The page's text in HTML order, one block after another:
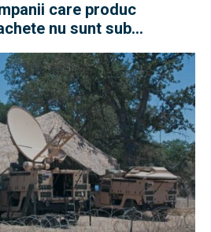
care produc
nu sunt sub